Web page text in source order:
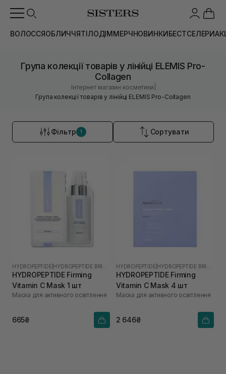
ВОЛОССЯОБЛИЧЧЯТІЛОДІММЕРЧНОВИНКИБЕСТСЕЛЕРИ
Група колекції товарів у лінійці ELEMIS Pro-
Collagen
Інтернет магазин косметики
Група колекції товарів у лінійці ELEMIS Pro-Collagen
Фільтр 1 Сортувати
HYDROPEPTIDE
HYDROPEPTIDE Firming
Vitamin C Mask 1 шт
Маска для активного освітлення
665₴
HYDROPEPTIDE
HYDROPEPTIDE Firming
Vitamin C Mask 4 шт
Маска для активного освітлення
2 646₴